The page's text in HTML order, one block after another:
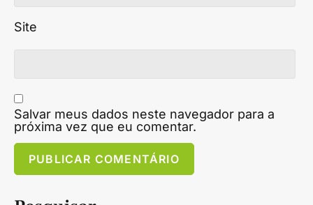
Site
Salvar meus dados neste navegador para a
próxima vez que eu comentar.